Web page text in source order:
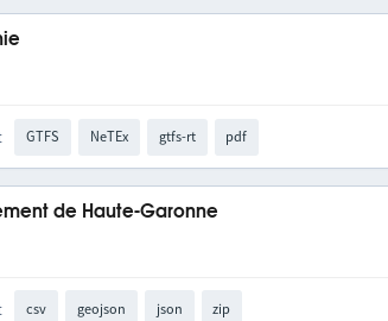
GTFS NeTEx gtfs-rt pdf
de Haute-Garonne
csv geojson json zip